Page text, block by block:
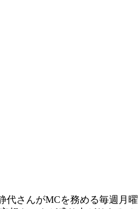
さんがMCを務める毎週月